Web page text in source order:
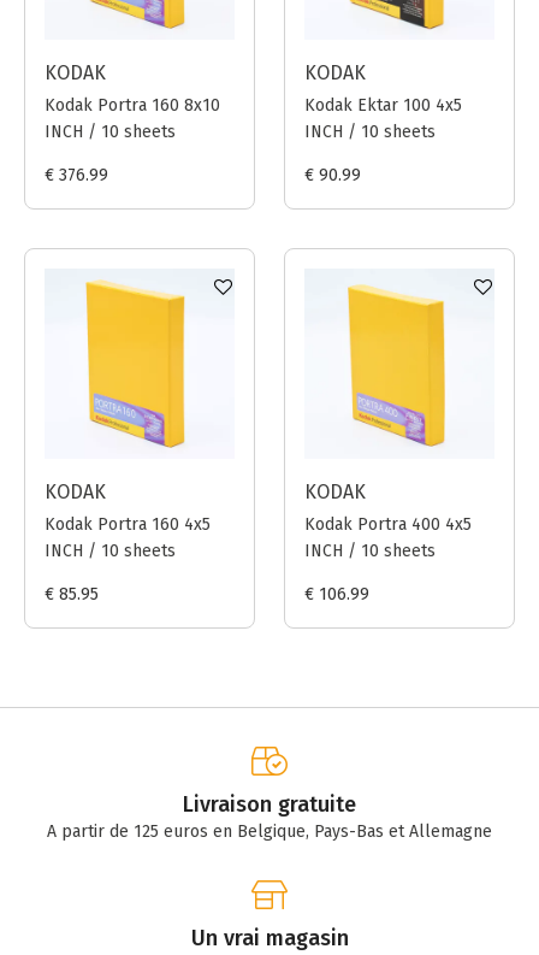
KODAK
Kodak Portra 160 8x10
INCH / 10 sheets
€ 376.99
KODAK
Kodak Ektar 100 4x5
INCH / 10 sheets
€ 90.99
KODAK
Kodak Portra 160 4x5
INCH / 10 sheets
€ 85.95
KODAK
Kodak Portra 400 4x5
INCH / 10 sheets
€ 106.99
Livraison gratuite
A partir de 125 euros en Belgique, Pays-Bas et Allemagne
Un vrai magasin